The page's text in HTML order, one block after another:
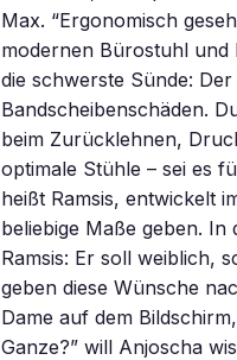
Max. “Ergonomisch
modernen Bürostuhl und
die schwerste Sünde:
Bandscheibenschäden.
beim Zurücklehnen,
optimale Stühle – sei es
heißt Ramsis, entwickelt
beliebige Maße geben.
Ramsis: Er soll weiblich,
geben diese Wünsche
Dame auf dem
Ganze?” will Anjoscha